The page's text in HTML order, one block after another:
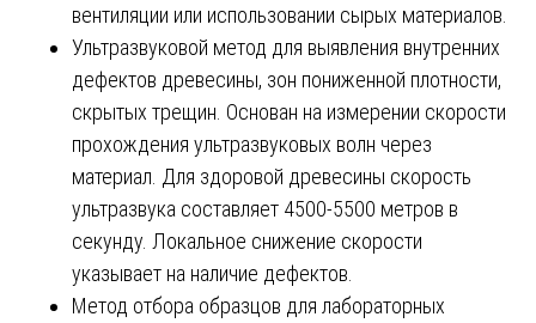
вентиляции или использовании сырых материалов.
Ультразвуковой метод для выявления внутренних
дефектов древесины, зон пониженной плотности,
скрытых трещин. Основан на измерении скорости
прохождения ультразвуковых волн через
материал. Для здоровой древесины скорость
ультразвука составляет 4500-5500 метров в
секунду. Локальное снижение скорости
указывает на наличие дефектов.
Метод отбора образцов для лабораторных